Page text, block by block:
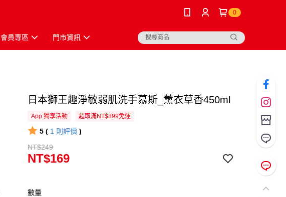
0
會員專區 門市資訊
日本獅王趣淨敏弱肌洗手慕斯_薰衣草香450ml
App 獨享活動 超取滿NT$899免運
5 ( 1 則評價 )
NT$249
NT$169
數量